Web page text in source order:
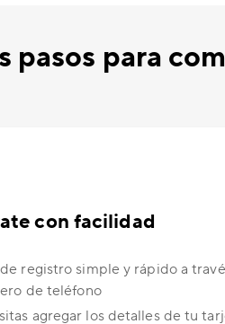
pasos para
con facilidad
registro simple y rápido a
de teléfono
agregar los detalles de tu